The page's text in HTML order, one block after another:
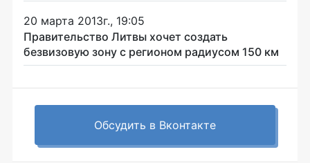
20 марта 2013г., 19:05
Правительство Литвы хочет создать
безвизовую зону с регионом радиусом 150 км
Обсудить в Вконтакте